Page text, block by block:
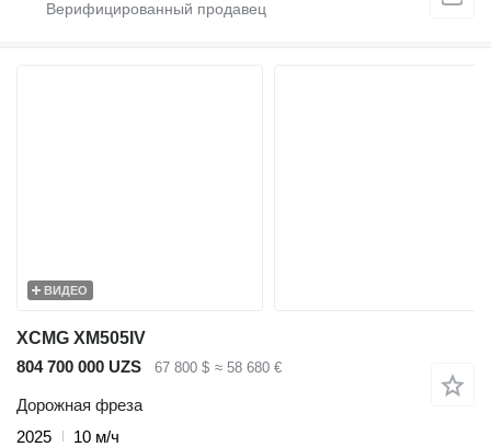
ВИДЕО
XCMG XM505IV
804 700 000 UZS
67 800 $ ≈ 58 680 €
Дорожная фреза
2025
10 м/ч